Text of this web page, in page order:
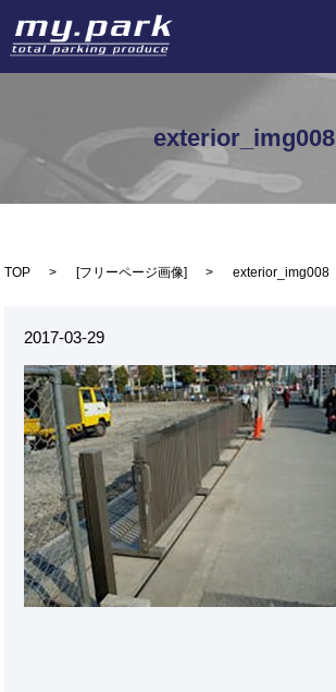
exterior_img008
TOP [フリーページ画像] exterior_img008
2017-03-29